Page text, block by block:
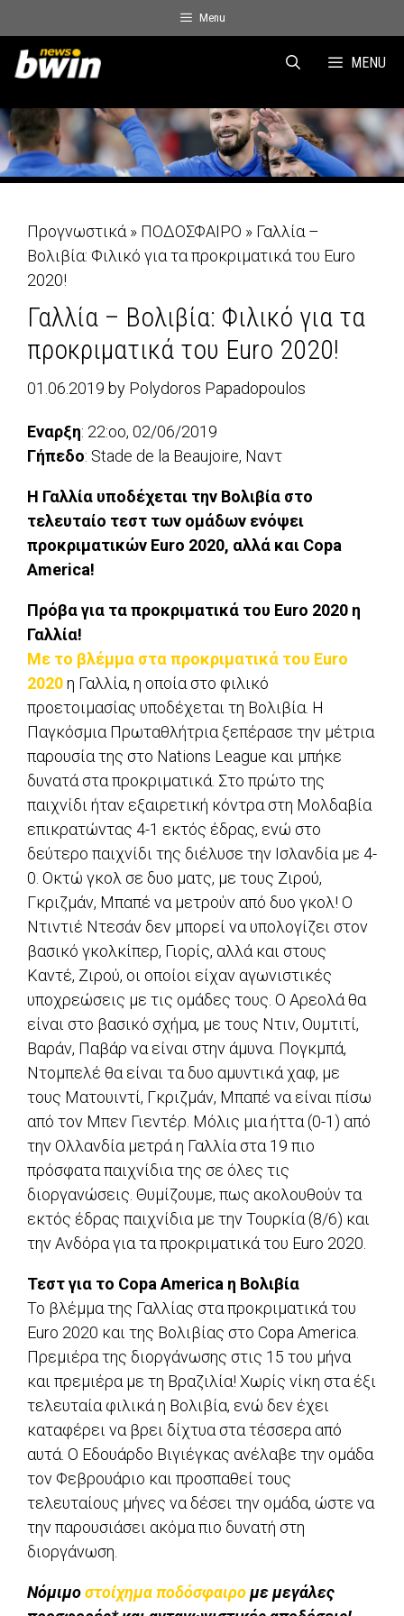
to
content
Menu
MENU
Προγνωστικά» ΠΟΔΟΣΦΑΙΡΟ » Γαλλία –
Βολιβία: Φιλικό για τα προκριματικά του Euro
2020!
Γαλλία – Βολιβία: Φιλικό για τα
προκριματικά του Euro 2020!
01.06.2019 by Polydoros Papadopoulos
Εναρξη: 22:οο, 02/06/2019
Γήπεδο: Stade de la Beaujoire, Ναντ
Η Γαλλία υποδέχεται την Βολιβία στο
τελευταίο τεστ των ομάδων ενόψει
προκριματικών Euro 2020, αλλά και Copa
America!
Πρόβα για τα προκριματικά του Euro 2020 η
Γαλλία!
Με το βλέμμα στα προκριματικά του Εuro
2020η Γαλλία, η οποία στο φιλικό
προετοιμασίας υποδέχεται τη Βολιβία. Η
Παγκόσμια Πρωταθλήτρια ξεπέρασε την μέτρια
παρουσία της στο Νations League και μπήκε
δυνατά στα προκριματικά. Στο πρώτο της
παιχνίδι ήταν εξαιρετική κόντρα στη Μολδαβία
επικρατώντας 4-1 εκτός έδρας, ενώ στο
δεύτερο παιχνίδι της διέλυσε την Ισλανδία με 4-
0. Οκτώ γκολ σε δυο ματς, με τους Ζιρού,
Γκριζμάν, Μπαπέ να μετρούν από δυο γκολ! Ο
Ντιντιέ Ντεσάν δεν μπορεί να υπολογίζει στον
βασικό γκολκίπερ, Γιορίς, αλλά και στους
Καντέ, Ζιρού, οι οποίοι είχαν αγωνιστικές
υποχρεώσεις με τις ομάδες τους. Ο Αρεολά θα
είναι στο βασικό σχήμα, με τους Ντιν, Ουμτιτί,
Βαράν, Παβάρ να είναι στην άμυνα. Πογκμπά,
Ντομπελέ θα είναι τα δυο αμυντικά χαφ, με
τους Ματουιντί, Γκριζμάν, Μπαπέ να είναι πίσω
από τον Μπεν Γιεντέρ. Μόλις μια ήττα (0-1) από
την Ολλανδία μετρά η Γαλλία στα 19 πιο
πρόσφατα παιχνίδια της σε όλες τις
διοργανώσεις. Θυμίζουμε, πως ακολουθούν τα
εκτός έδρας παιχνίδια με την Τουρκία (8/6) και
την Ανδόρα για τα προκριματικά του Euro 2020.
Τεστ για το Copa America η Βολιβία
Το βλέμμα της Γαλλίας στα προκριματικά του
Euro 2020 και της Βολιβίας στο Copa America.
Πρεμιέρα της διοργάνωσης στις 15 του μήνα
και πρεμιέρα με τη Βραζιλία! Χωρίς νίκη στα έξι
τελευταία φιλικά η Βολιβία, ενώ δεν έχει
καταφέρει να βρει δίχτυα στα τέσσερα από
αυτά. Ο Εδουάρδο Βιγιέγκας ανέλαβε την ομάδα
τον Φεβρουάριο και προσπαθεί τους
τελευταίους μήνες να δέσει την ομάδα, ώστε να
την παρουσιάσει ακόμα πιο δυνατή στη
διοργάνωση.
Νόμιμοστοίχημα ποδόσφαιρομε μεγάλες